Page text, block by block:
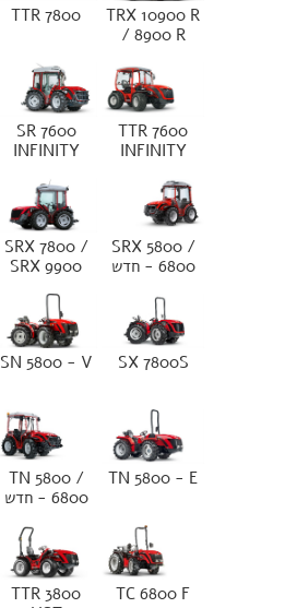
TRX 10900 R
/ 8900 R
TTR 7800
TTR 7600
INFINITY
SR 7600
INFINITY
SRX 5800 /
6800 - חדש
SRX 7800 /
SRX 9900
SX 7800S
SN 5800 - V
TN 5800 - E
TN 5800 /
6800 - חדש
TC 6800 F
TTR 3800